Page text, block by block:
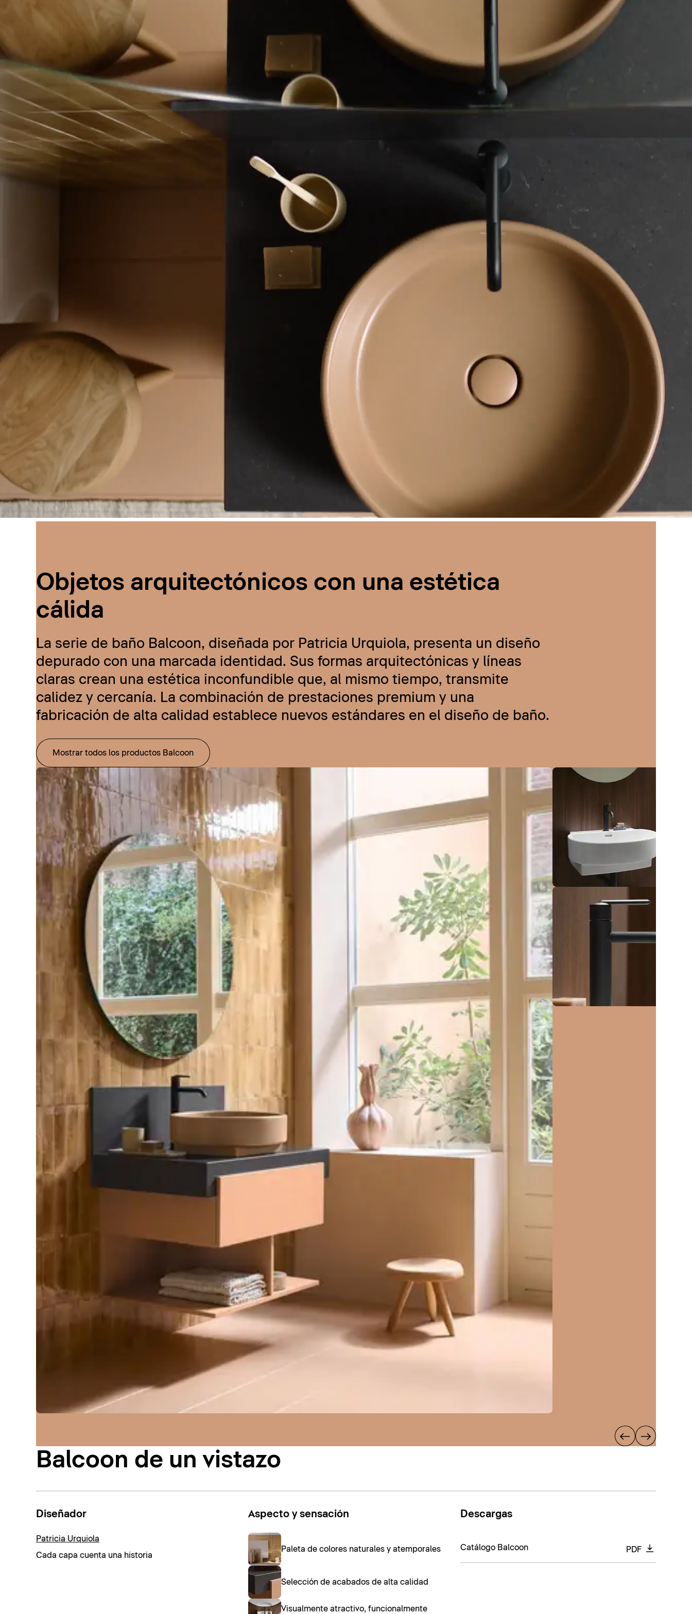
Objetos arquitectónicos con una estética
cálida
La serie de baño Balcoon, diseñada por Patricia Urquiola, presenta un diseño
depurado con una marcada identidad. Sus formas arquitectónicas y líneas
claras crean una estética inconfundible que, al mismo tiempo, transmite
calidez y cercanía. La combinación de prestaciones premium y una
fabricación de alta calidad establece nuevos estándares en el diseño de baño.
Mostrar todos los productos Balcoon
Balcoon de un vistazo
Diseñador
Patricia Urquiola
Cada capa cuenta una historia
Aspecto y sensación
Paleta de colores naturales y atemporales
Selección de acabados de alta calidad
Visualmente atractivo, funcionalmente
Descargas
Catálogo Balcoon PDF